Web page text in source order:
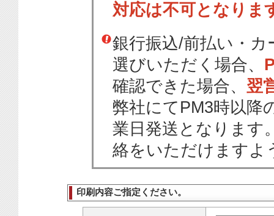
対応は不可となりま
銀行振込/前払い・
選びいただく場合、
確認できた場合、 翌
弊社にてPM3時以降
業日発送となります
絡をいただけますよ
印刷内容ご指定ください。